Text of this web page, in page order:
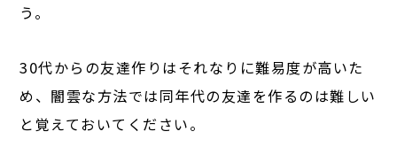
う。
30代からの友達作りはそれなりに難易度が高いた
め、闇雲な方法では同年代の友達を作るのは難しい
と覚えておいてください。